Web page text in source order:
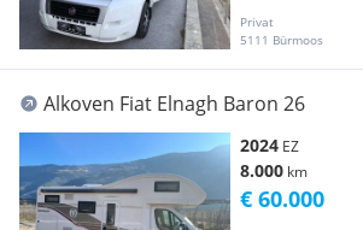
Privat
5111 Bürmoos
Alkoven Fiat Elnagh Baron 26
2024 EZ
8.000 km
€ 60.000